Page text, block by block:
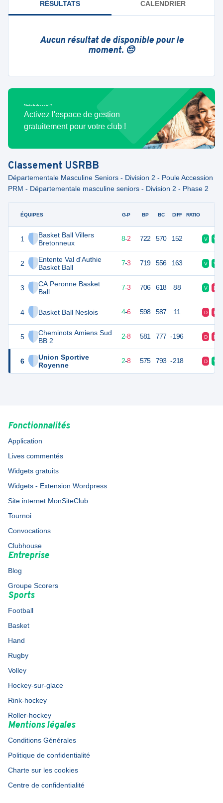
RÉSULTATS CALENDRIER
Aucun résultat de disponible pour le
moment. 😔
Bénévole de ce club ?
Activez l'espace de gestion
gratuitement pour votre club !
Classement USRBB
Départementale Masculine Seniors - Division 2 - Poule Accession
PRM - Départementale masculine seniors - Division 2 - Phase 2
ÉQUIPES
1
Basket Ball Villers
Bretonneux
2
Entente Val d'Authie
Basket Ball
3
CA Peronne Basket
Ball
4 Basket Ball Neslois
5
Cheminots Amiens Sud
BB 2
6
Union Sportive
Royenne
G-P BP BC DIFF RATIO
18 8-2 722 570 152 V V
17 7-3 719 556 163 V V
17 7-3 706 618 88 V D
14 4-6 598 587 11 D D
12 10 2-8 581 777 -196 D D
12 2-8 575 793 -218 D V
Fonctionnalités
Application
Lives commentés
Widgets gratuits
Widgets - Extension Wordpress
Site internet MonSiteClub
Tournoi
Convocations
Clubhouse
Entreprise
Blog
Groupe Scorers
Sports
Football
Basket
Hand
Rugby
Volley
Hockey-sur-glace
Rink-hockey
Roller-hockey
Mentions légales
Conditions Générales
Politique de confidentialité
Charte sur les cookies
Centre de confidentialité